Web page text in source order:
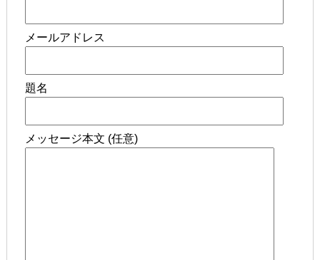
メールアドレス
題名
メッセージ本文 (任意)